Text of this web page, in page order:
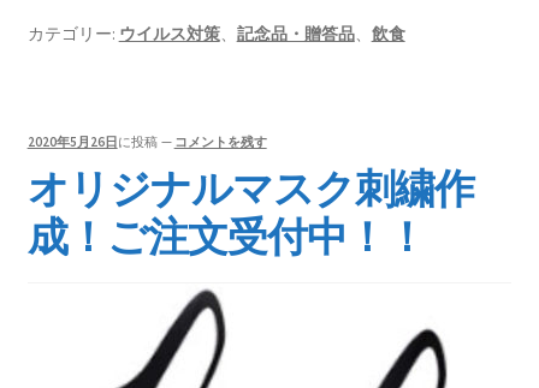
カテゴリー: ウイルス対策、 記念品・贈答品、 飲食
2020年5月26日に投稿 — コメントを残す
オリジナルマスク刺繍作
成！ご注文受付中！！